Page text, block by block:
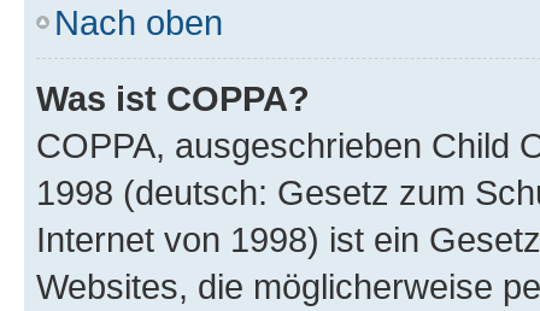
Nach oben
Was ist COPPA?
COPPA, ausgeschrieben Child
1998 (deutsch: Gesetz zum
Internet von 1998) ist ein
Websites, die möglicherweise